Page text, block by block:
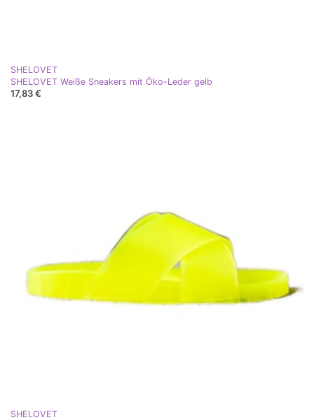
SHELOVET
SHELOVET Weiße Sneakers mit Öko-Leder gelb
17,83 €
SHELOVET